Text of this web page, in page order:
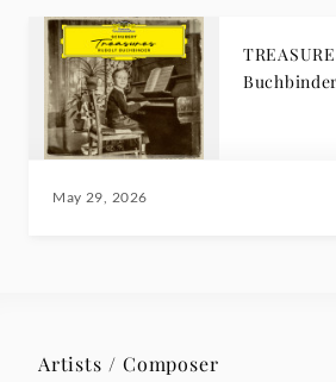
Buchbinder
May 29, 2026
Artists / Composer